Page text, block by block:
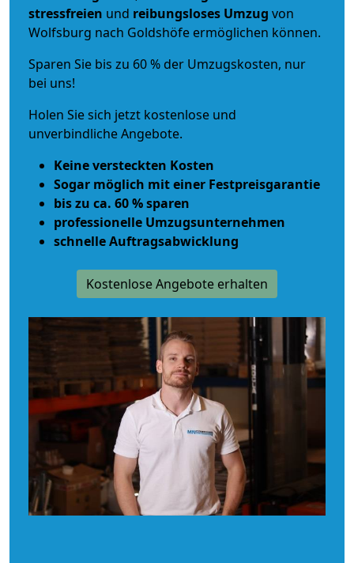
stressfreien und reibungsloses Umzug von
Wolfsburg nach Goldshöfe ermöglichen können.
Sparen Sie bis zu 60 % der Umzugskosten, nur
bei uns!
Holen Sie sich jetzt kostenlose und
unverbindliche Angebote.
Keine versteckten Kosten
Sogar möglich mit einer Festpreisgarantie
bis zu ca. 60 % sparen
professionelle Umzugsunternehmen
schnelle Auftragsabwicklung
Kostenlose Angebote erhalten